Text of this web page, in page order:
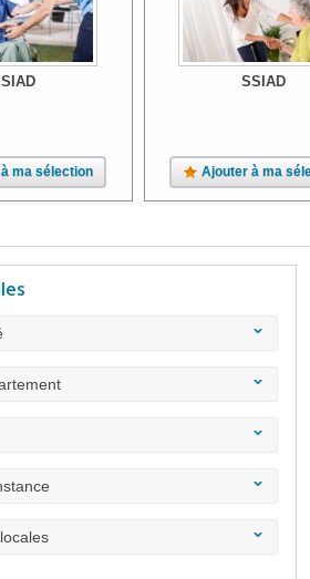
ma sélection
SSIAD
Ajouter à ma